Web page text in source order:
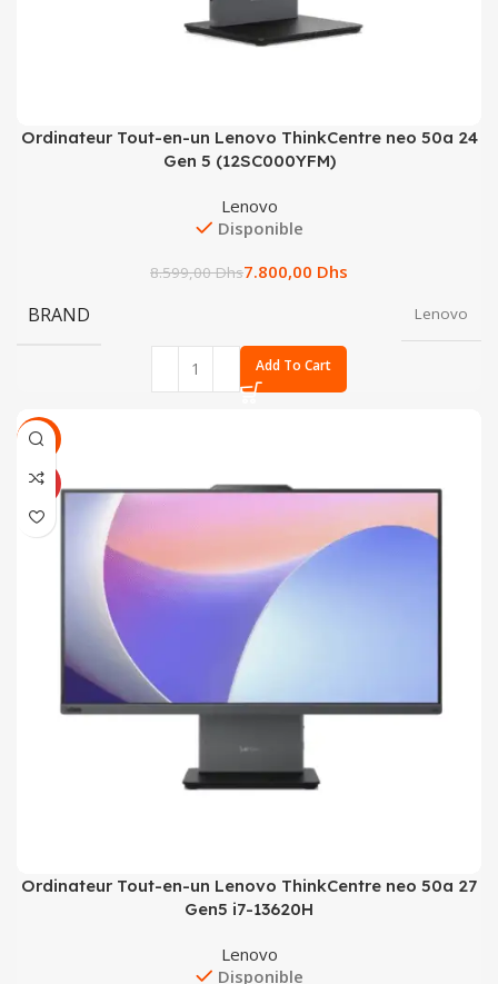
Ordinateur Tout-en-un Lenovo ThinkCentre neo 50a 24
Gen 5 (12SC000YFM)
Lenovo
Disponible
8.599,00Dhs7.800,00 Dhs
BRAND Lenovo
Add To Cart
SALE
NEUF
Ordinateur Tout-en-un Lenovo ThinkCentre neo 50a 27
Gen5 i7-13620H
Lenovo
Disponible